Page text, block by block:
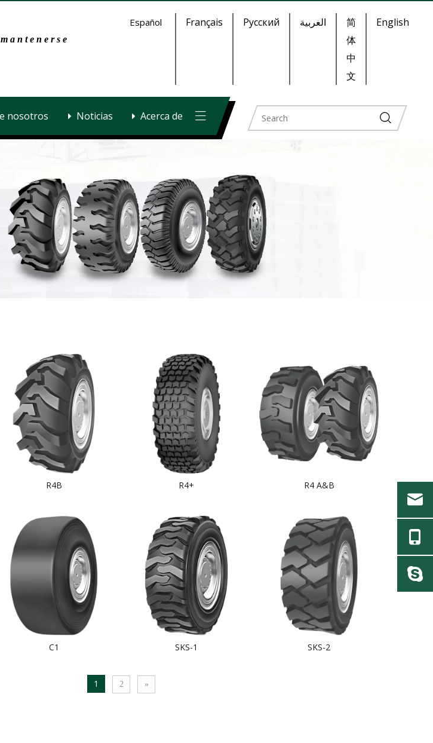
Español Français Pусский العربية
简
体
中
文
English
nosotros Noticias Acerca de
R4B R4+ R4 A&B
C1 SKS-1 SKS-2
1 2 »